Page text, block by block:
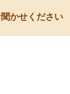
かせください